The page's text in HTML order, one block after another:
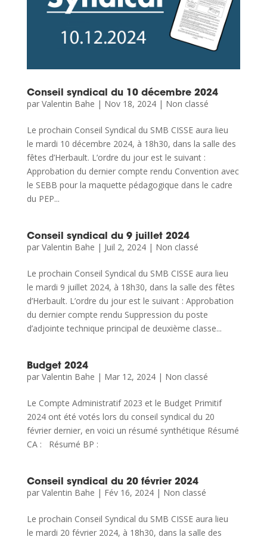
Conseil syndical du 10 décembre 2024
par Valentin Bahe | Nov 18, 2024| Non classé
Le prochain Conseil Syndical du SMB CISSE aura lieu
le mardi 10 décembre 2024, à 18h30, dans la salle des
fêtes d’Herbault. L’ordre du jour est le suivant :
Approbation du dernier compte rendu Convention avec
le SEBB pour la maquette pédagogique dans le cadre
du PEP...
Conseil syndical du 9 juillet 2024
par Valentin Bahe | Juil 2, 2024| Non classé
Le prochain Conseil Syndical du SMB CISSE aura lieu
le mardi 9 juillet 2024, à 18h30, dans la salle des fêtes
d’Herbault. L’ordre du jour est le suivant : Approbation
du dernier compte rendu Suppression du poste
d’adjointe technique principal de deuxième classe...
Budget 2024
par Valentin Bahe | Mar 12, 2024| Non classé
Le Compte Administratif 2023 et le Budget Primitif
2024 ont été votés lors du conseil syndical du 20
février dernier, en voici un résumé synthétique Résumé
CA : Résumé BP :
Conseil syndical du 20 février 2024
par Valentin Bahe | Fév 16, 2024| Non classé
Le prochain Conseil Syndical du SMB CISSE aura lieu
le mardi 20 février 2024, à 18h30, dans la salle des